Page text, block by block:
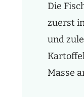
Die
zuerst
und
Masse